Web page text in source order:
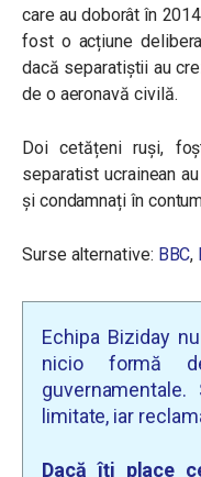
care au doborât în
fost o acțiune
dacă separatiștii au
de o aeronavă civilă.
Doi cetățeni ruși,
separatist ucrainean
și condamnați în
Surse alternative: BBC,
Echipa Biziday
nicio formă
limitate, iar
Dacă îți place